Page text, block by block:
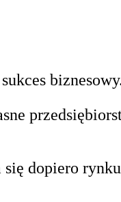
dopiero